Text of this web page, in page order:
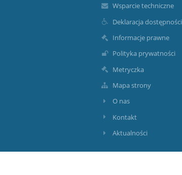
Wsparcie techniczne
Deklaracja dostępności
Informacje prawne
Polityka prywatności
Metryczka
Mapa strony
O nas
Kontakt
Aktualności